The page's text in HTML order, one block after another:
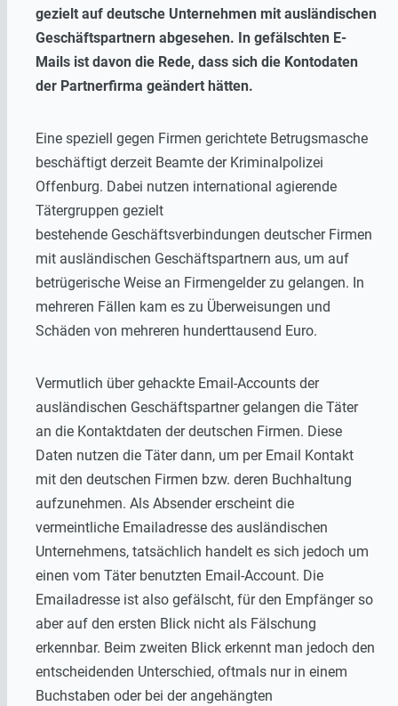
gezielt auf deutsche Unternehmen mit ausländischen
Geschäftspartnern abgesehen. In gefälschten E-
Mails ist davon die Rede, dass sich die Kontodaten
der Partnerfirma geändert hätten.
Eine speziell gegen Firmen gerichtete Betrugsmasche
beschäftigt derzeit Beamte der Kriminalpolizei
Offenburg. Dabei nutzen international agierende
Tätergruppen gezielt
bestehende Geschäftsverbindungen deutscher Firmen
mit ausländischen Geschäftspartnern aus, um auf
betrügerische Weise an Firmengelder zu gelangen. In
mehreren Fällen kam es zu Überweisungen und
Schäden von mehreren hunderttausend Euro.
Vermutlich über gehackte Email-Accounts der
ausländischen Geschäftspartner gelangen die Täter
an die Kontaktdaten der deutschen Firmen. Diese
Daten nutzen die Täter dann, um per Email Kontakt
mit den deutschen Firmen bzw. deren Buchhaltung
aufzunehmen. Als Absender erscheint die
vermeintliche Emailadresse des ausländischen
Unternehmens, tatsächlich handelt es sich jedoch um
einen vom Täter benutzten Email-Account. Die
Emailadresse ist also gefälscht, für den Empfänger so
aber auf den ersten Blick nicht als Fälschung
erkennbar. Beim zweiten Blick erkennt man jedoch den
entscheidenden Unterschied, oftmals nur in einem
Buchstaben oder bei der angehängten